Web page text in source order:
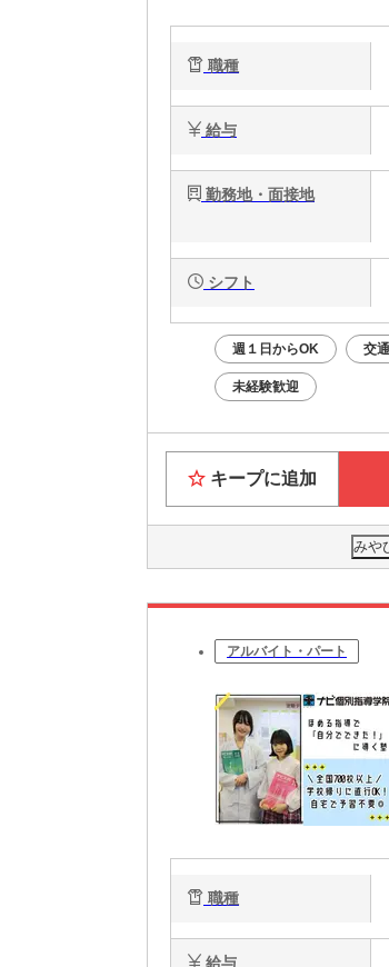
職種
給与
勤務地・面接地
シフト
週１日からOK 交
未経験歓迎
キープに追加
みや
アルバイト・パート
職種
給与